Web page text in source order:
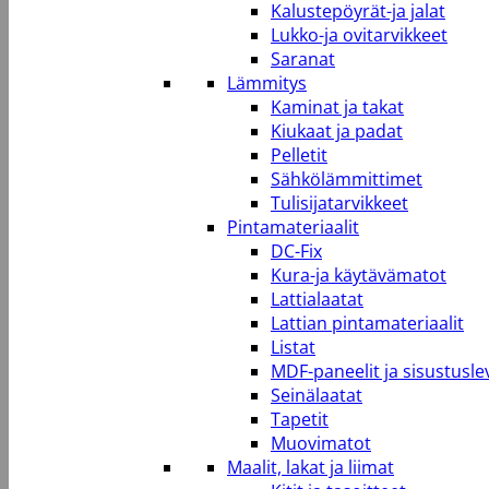
Kalustepöyrät-ja jalat
Lukko-ja ovitarvikkeet
Saranat
Lämmitys
Kaminat ja takat
Kiukaat ja padat
Pelletit
Sähkölämmittimet
Tulisijatarvikkeet
Pintamateriaalit
DC-Fix
Kura-ja käytävämatot
Lattialaatat
Lattian pintamateriaalit
Listat
MDF-paneelit ja
Seinälaatat
Tapetit
Muovimatot
Maalit, lakat ja liimat